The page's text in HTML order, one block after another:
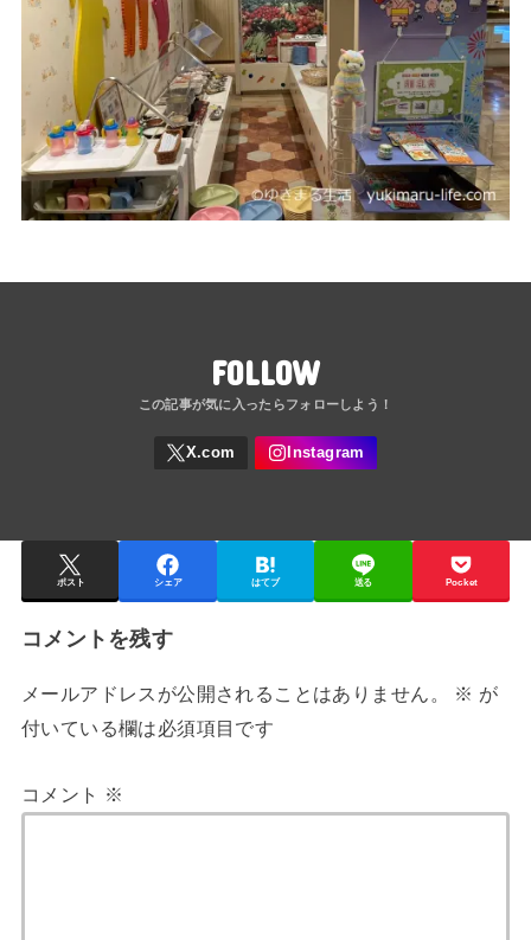
FOLLOW
ポスト シェア はてブ 送る Pocket
コメントを残す
メールアドレスが公開されることはありません。 ※ が
付いている欄は必須項目です
コメント ※